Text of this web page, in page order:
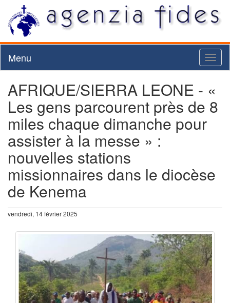
Menu
AFRIQUE/SIERRA LEONE - «
Les gens parcourent près de 8
miles chaque dimanche pour
assister à la messe » :
nouvelles stations
missionnaires dans le diocèse
de Kenema
vendredi, 14 février 2025